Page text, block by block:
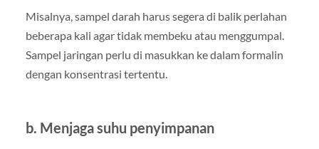
Misalnya, sampel darah harus segera di balik perlahan
beberapa kali agar tidak membeku atau menggumpal.
Sampel jaringan perlu di masukkan ke dalam formalin
dengan konsentrasi tertentu.
b. Menjaga suhu penyimpanan